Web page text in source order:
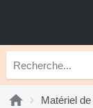
Matériel